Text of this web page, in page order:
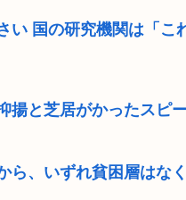
い 国の研究機関は「こ
揚と芝居がかったスピ
ら、いずれ貧困層はな